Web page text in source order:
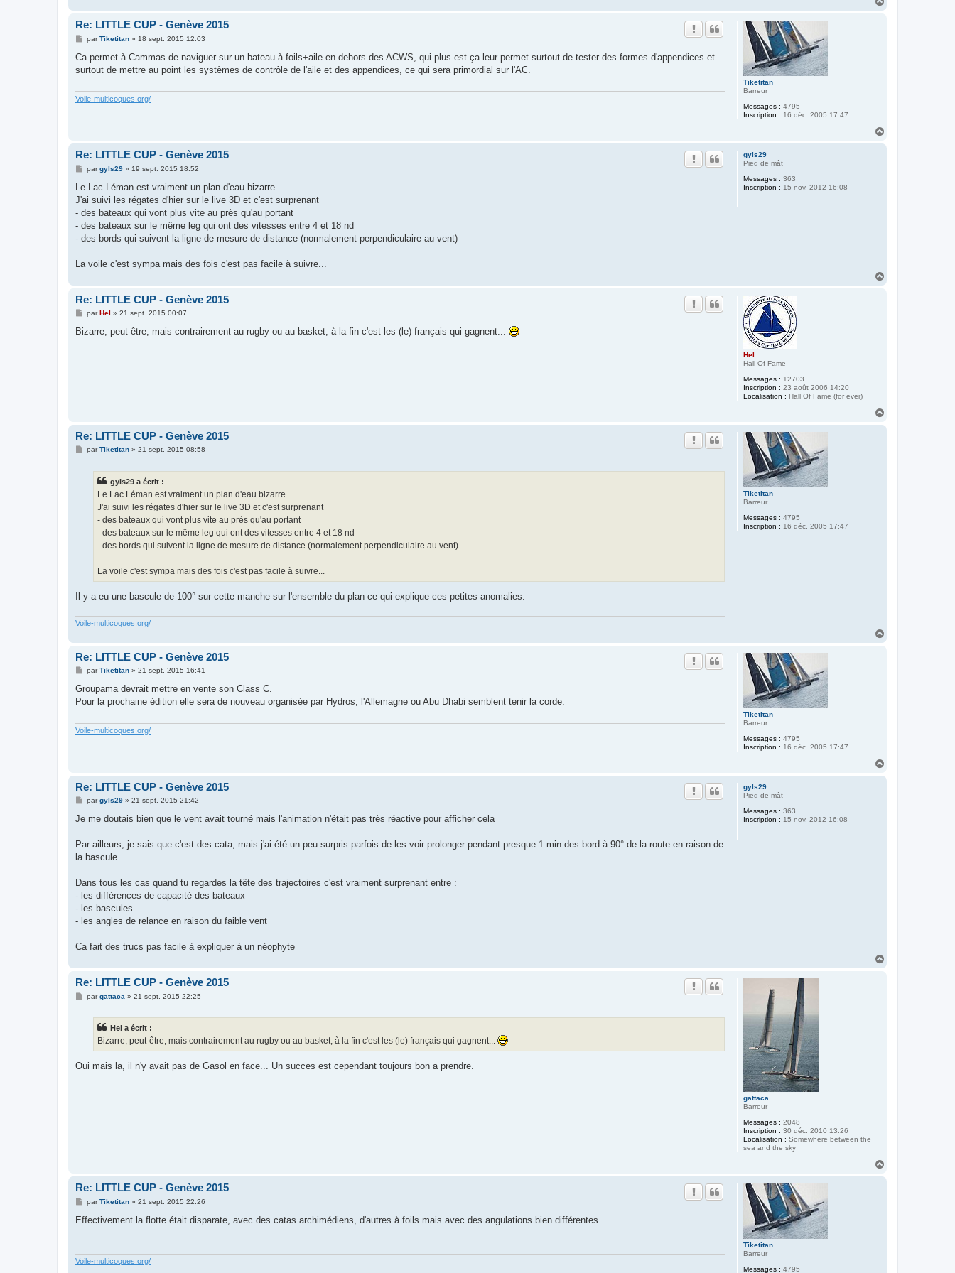
Tiketitan
Barreur
Messages : 4795
Inscription : 16 déc. 2005 17:47
Re: LITTLE CUP - Genève 2015
M
s
a
parTiketitan» 18 sept. 2015 12:03
Ca permet à Cammas de naviguer sur un bateau à foils+aile en dehors des ACWS, qui plus est ça leur permet surtout de tester des formes d'appendices et
surtout de mettre au point les systèmes de contrôle de l'aile et des appendices, ce qui sera primordial sur l'AC.
Voile-multicoques.org/
gyls29
Pied de mât
Messages : 363
Inscription : 15 nov. 2012 16:08
Re: LITTLE CUP - Genève 2015
M
s
a
g
pargyls29» 19 sept. 2015 18:52
Le Lac Léman est vraiment un plan d'eau bizarre.
J'ai suivi les régates d'hier sur le live 3D et c'est surprenant
- des bateaux qui vont plus vite au près qu'au portant
- des bateaux sur le même leg qui ont des vitesses entre 4 et 18 nd
- des bords qui suivent la ligne de mesure de distance (normalement perpendiculaire au vent)
La voile c'est sympa mais des fois c'est pas facile à suivre...
Hel
Hall Of Fame
Messages : 12703
Inscription : 23 août 2006 14:20
Localisation : Hall Of Fame (for ever)
Re: LITTLE CUP - Genève 2015
M
s
parHel » 21 sept. 2015 00:07
Bizarre, peut-être, mais contrairement au rugby ou au basket, à la fin c'est les (le) français qui gagnent...
Tiketitan
Barreur
Messages : 4795
Inscription : 16 déc. 2005 17:47
Re: LITTLE CUP - Genève 2015
MparTiketitan» 21 sept. 2015 08:58
gyls29 a écrit :
Le Lac Léman est vraiment un plan d'eau bizarre.
J'ai suivi les régates d'hier sur le live 3D et c'est surprenant
- des bateaux qui vont plus vite au près qu'au portant
- des bateaux sur le même leg qui ont des vitesses entre 4 et 18 nd
- des bords qui suivent la ligne de mesure de distance (normalement perpendiculaire au vent)
La voile c'est sympa mais des fois c'est pas facile à suivre...
Il y a eu une bascule de 100° sur cette manche sur l'ensemble du plan ce qui explique ces petites anomalies.
Voile-multicoques.org/
Tiketitan
Barreur
Messages : 4795
Inscription : 16 déc. 2005 17:47
Re: LITTLE CUP - Genève 2015
M
s
a
parTiketitan» 21 sept. 2015 16:41
Groupama devrait mettre en vente son Class C.
Pour la prochaine édition elle sera de nouveau organisée par Hydros, l'Allemagne ou Abu Dhabi semblent tenir la corde.
Voile-multicoques.org/
gyls29
Pied de mât
Messages : 363
Inscription : 15 nov. 2012 16:08
Re: LITTLE CUP - Genève 2015
M
s
g
pargyls29» 21 sept. 2015 21:42
Je me doutais bien que le vent avait tourné mais l'animation n'était pas très réactive pour afficher cela
Par ailleurs, je sais que c'est des cata, mais j'ai été un peu surpris parfois de les voir prolonger pendant presque 1 min des bord à 90° de la route en raison de
la bascule.
Dans tous les cas quand tu regardes la tête des trajectoires c'est vraiment surprenant entre :
- les différences de capacité des bateaux
- les bascules
- les angles de relance en raison du faible vent
Ca fait des trucs pas facile à expliquer à un néophyte
gattaca
Barreur
Messages : 2048
Inscription : 30 déc. 2010 13:26
Localisation : Somewhere between the
sea and the sky
Re: LITTLE CUP - Genève 2015
Mpargattaca » 21 sept. 2015 22:25
Hel a écrit :
Bizarre, peut-être, mais contrairement au rugby ou au basket, à la fin c'est les (le) français qui gagnent...
Oui mais la, il n'y avait pas de Gasol en face... Un succes est cependant toujours bon a prendre.
Tiketitan
Barreur
Messages : 4795
Re: LITTLE CUP - Genève 2015
M
s
parTiketitan» 21 sept. 2015 22:26
Effectivement la flotte était disparate, avec des catas archimédiens, d'autres à foils mais avec des angulations bien différentes.
Voile-multicoques.org/